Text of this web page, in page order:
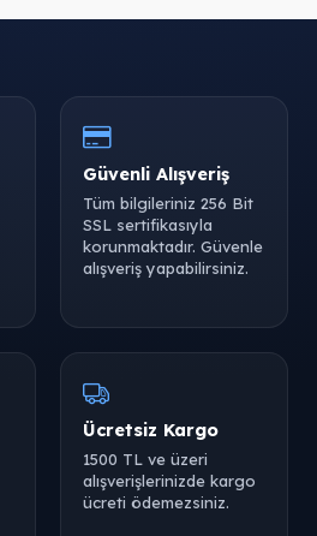
Güvenli Alışveriş
Tüm bilgileriniz 256 Bit
SSL sertifikasıyla
korunmaktadır. Güvenle
alışveriş yapabilirsiniz.
Ücretsiz Kargo
1500 TL ve üzeri
alışverişlerinizde kargo
ücreti ödemezsiniz.